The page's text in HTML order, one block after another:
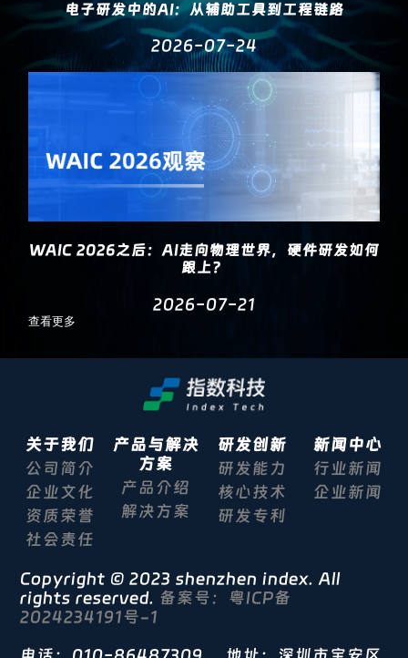
电子研发中的AI：从辅助工具到工程链路
2026-07-24
WAIC 2026之后：AI走向物理世界，硬件研发如何
跟上？
2026-07-21
查看更多
关于我们
公司简介
企业文化
资质荣誉
社会责任
产品与解决
方案
产品介绍
解决方案
研发创新
研发能力
核心技术
研发专利
新闻中心
行业新闻
企业新闻
Copyright © 2023 shenzhen index. All
rights reserved. 备案号：粤ICP备
2024234191号-1